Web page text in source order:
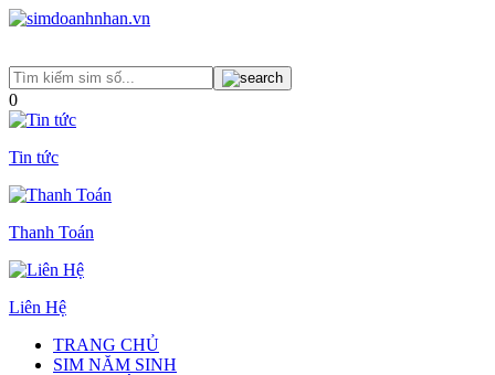
0
Tin tức
Thanh Toán
Liên Hệ
TRANG CHỦ
SIM NĂM SINH